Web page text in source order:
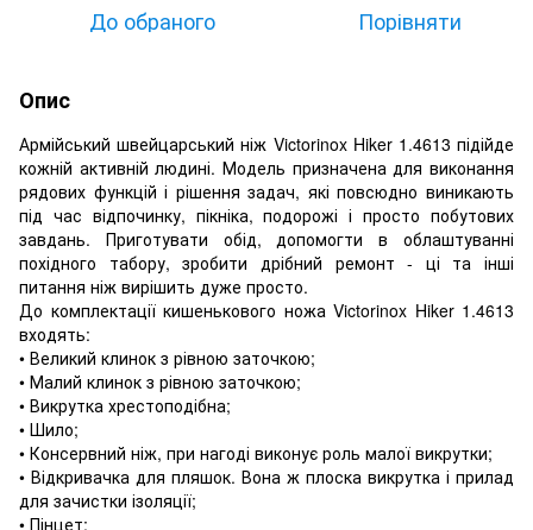
До обраного Порівняти
Опис
Армійський швейцарський ніж Victorinox Hiker 1.4613 підійде
кожній активній людині. Модель призначена для виконання
рядових функцій і рішення задач, які повсюдно виникають
під час відпочинку, пікніка, подорожі і просто побутових
завдань. Приготувати обід, допомогти в облаштуванні
похідного табору, зробити дрібний ремонт - ці та інші
питання ніж вирішить дуже просто.
До комплектації кишенькового ножа Victorinox Hiker 1.4613
входять:
• Великий клинок з рівною заточкою;
• Малий клинок з рівною заточкою;
• Викрутка хрестоподібна;
• Шило;
• Консервний ніж, при нагоді виконує роль малої викрутки;
• Відкривачка для пляшок. Вона ж плоска викрутка і прилад
для зачистки ізоляції;
• Пінцет;